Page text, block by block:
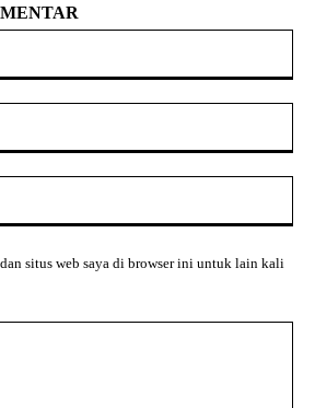
situs web saya di browser ini untuk lain kali